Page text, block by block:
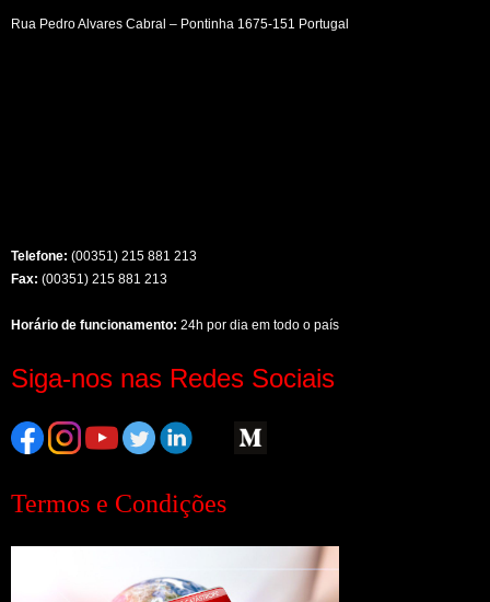
Rua Pedro Alvares Cabral – Pontinha 1675-151 Portugal
Telefone: (00351) 215 881 213
Fax: (00351) 215 881 213
Horário de funcionamento: 24h por dia em todo o país
Siga-nos nas Redes Sociais
Termos e Condições